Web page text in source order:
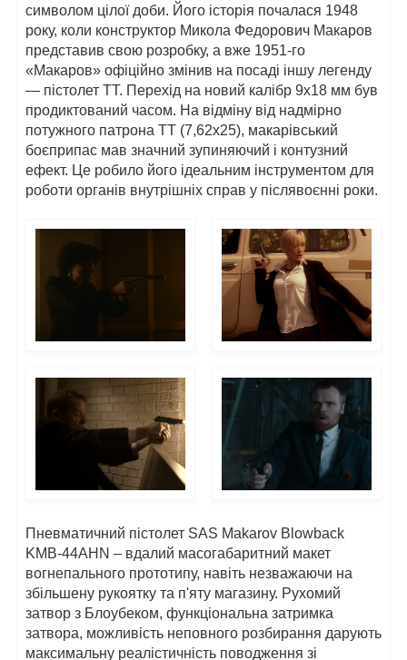
символом цілої доби. Його історія почалася 1948
року, коли конструктор Микола Федорович Макаров
представив свою розробку, а вже 1951-го
«Макаров» офіційно змінив на посаді іншу легенду
— пістолет ТТ. Перехід на новий калібр 9х18 мм був
продиктований часом. На відміну від надмірно
потужного патрона ТТ (7,62х25), макарівський
боєприпас мав значний зупиняючий і контузний
ефект. Це робило його ідеальним інструментом для
роботи органів внутрішніх справ у післявоєнні роки.
Пневматичний пістолет SAS Makarov Blowback
KMB-44AHN – вдалий масогабаритний макет
вогнепального прототипу, навіть незважаючи на
збільшену рукоятку та п'яту магазину. Рухомий
затвор з Блоубеком, функціональна затримка
затвора, можливість неповного розбирання дарують
максимальну реалістичність поводження зі